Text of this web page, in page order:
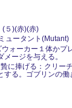
)(赤)(赤)
ュータント
ォーカー１体かプ
ージを与える。
に捧げる：クリー
る。ゴブリンの